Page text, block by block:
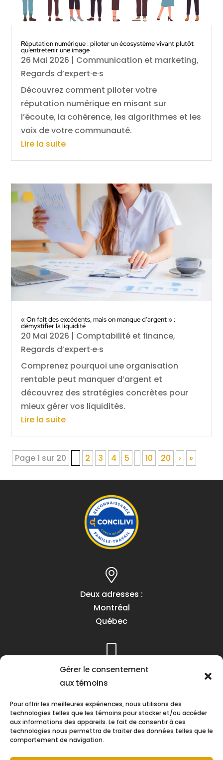
Gérer le consentement
aux témoins
Pour offrir les meilleures expériences, nous utilisons des
technologies telles que les témoins pour stocker et/ou accéder
aux informations des appareils. Le fait de consentir à ces
technologies nous permettra de traiter des données telles que le
comportement de navigation.
Réputation numérique : piloter un écosystème vivant plutôt
qu’entretenir une image
26 Mai 2026 | Communication et marketing,
Regards d’expert·e·s
Découvrez comment piloter votre
réputation numérique en misant sur
l’écoute, la cohérence, les algorithmes et les
voix de votre communauté.
Lire la suite
« On fait des excédents, mais on manque d’argent » :
démystifier la liquidité
20 Mai 2026 | Comptabilité et finance,
Regards d’expert·e·s
Comprenez pourquoi une organisation
rentable peut manquer d’argent et
découvrez des stratégies concrètes pour
mieux gérer vos liquidités.
Lire la suite
Page 1 sur 20 2 3 4 5 10 20 › »
Deux adresses :
Montréal
Québec
Téléphone :
(418) 622-1001
Heures d’ouverture :